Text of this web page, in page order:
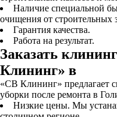
Наличие специальной
очищения от строительных
Гарантия качества.
Работа на результат.
Заказать
Клининг» в
«СВ Клининг» предлагает
уборки после ремонта в
Низкие цены. Мы